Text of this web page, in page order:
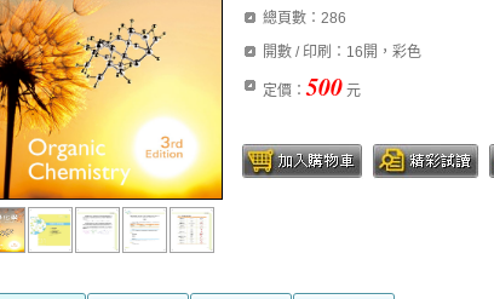
總頁數：286
開數 / 印刷：16開，彩色
定價：500 元